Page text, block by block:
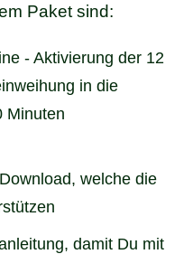
Paket sind:
- Aktivierung der 12
in die
Minuten
welche die
damit Du mit